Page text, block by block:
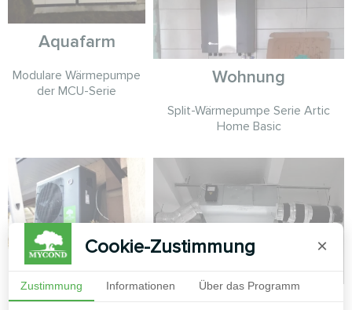
Aquafarm
Modulare Wärmepumpe
der MCU-Serie
Wohnung
Split-Wärmepumpe Serie Artic
Home Basic
Privates Haus
Split-Wärmepumpe Serie
Cookie-Zustimmung ×
Zustimmung Informationen Über das Programm